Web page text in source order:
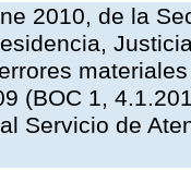
2010, de la
(BOC 1,
Servicio de